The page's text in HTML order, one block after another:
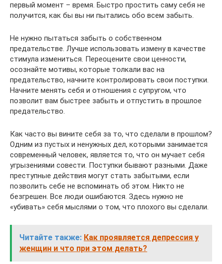
первый момент – время. Быстро простить саму себя не
получится, как бы вы ни пытались обо всем забыть.
Не нужно пытаться забыть о собственном
предательстве. Лучше использовать измену в качестве
стимула измениться. Переоцените свои ценности,
осознайте мотивы, которые толкали вас на
предательство, начните контролировать свои поступки.
Начните менять себя и отношения с супругом, что
позволит вам быстрее забыть и отпустить в прошлое
предательство.
Как часто вы вините себя за то, что сделали в прошлом?
Одним из пустых и ненужных дел, которыми занимается
современный человек, является то, что он мучает себя
угрызениями совести. Поступки бывают разными. Даже
преступные действия могут стать забытыми, если
позволить себе не вспоминать об этом. Никто не
безгрешен. Все люди ошибаются. Здесь нужно не
«убивать» себя мыслями о том, что плохого вы сделали.
Читайте также: Как проявляется депрессия у
женщин и что при этом делать?